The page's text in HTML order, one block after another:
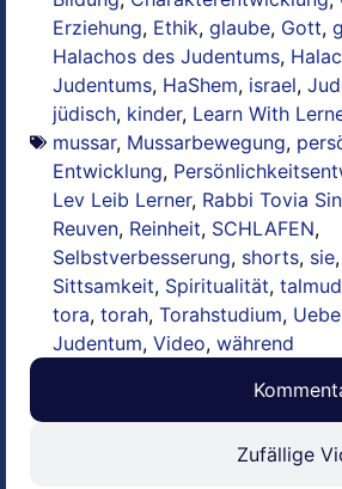
Erziehung, Ethik, glaube, Gott,
Halachos des Judentums,
Judentums, HaShem, israel,
jüdisch, kinder, Learn With
mussar, Mussarbewegung,
Entwicklung,
Lev Leib Lerner, Rabbi Tovia
Reuven, Reinheit, SCHLAFEN,
Selbstverbesserung, shorts, sie,
Sittsamkeit, Spiritualität, talmud
tora, torah, Torahstudium,
Judentum, Video, während
Zufällige